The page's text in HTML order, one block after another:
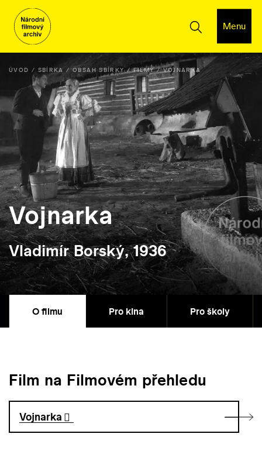
Menu
ÚVOD SBÍRKA OBSAH SBÍRKY FILMY VOJNARKA
Vojnarka
Vladimír Borský, 1936
O filmu Pro kina Pro školy
Film na Filmovém přehledu
Vojnarka